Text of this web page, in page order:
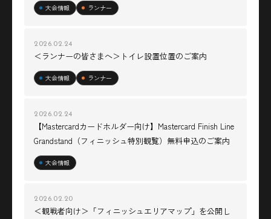
大会情報 ランナー
2026.02.24
＜ランナーの皆さまへ＞トイレ設置位置のご案内
大会情報 ランナー
2026.02.24
【Mastercardカードホルダー向け】Mastercard Finish Line
Grandstand（フィニッシュ特別観覧）無料申込のご案内
大会情報
2026.02.20
＜観戦者向け＞「フィニッシュエリアマップ」を公開し